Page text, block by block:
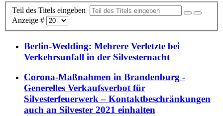
Teil des Titels eingeben
Anzeige #
Berlin-Wedding: Mehrere Verletzte bei
Verkehrsunfall in der Silvesternacht
Corona-Maßnahmen in Brandenburg -
Generelles Verkaufsverbot für
Silvesterfeuerwerk – Kontaktbeschränkungen
auch an Silvester 2021 einhalten